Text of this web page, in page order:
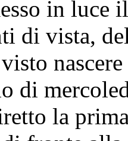
in luce
di vista,
di
la